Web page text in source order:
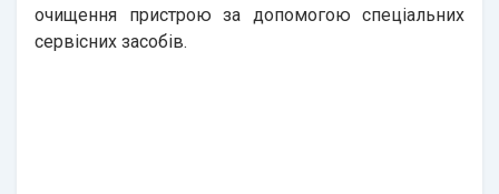
очищення пристрою за допомогою спеціальних
сервісних засобів.